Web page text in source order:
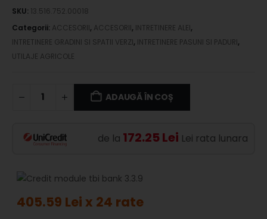
SKU: 13.516.752.00018
Categorii: ACCESORII, ACCESORII, INTRETINERE ALEI,
INTRETINERE GRADINI SI SPATII VERZI, INTRETINERE PASUNI SI PADURI,
UTILAJE AGRICOLE
ADAUGĂ ÎN COȘ
de la 172.25 Lei Lei rata lunara
405.59 Lei x 24 rate